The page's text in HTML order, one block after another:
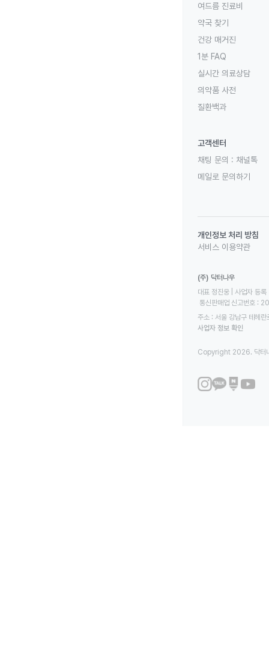
여드름 진료비
약국 찾기
건강 매거진
1분 FAQ
실시간 의료상담
의약품 사전
질환백과
고객센터
채팅 문의 : 채널톡
메일로 문의하기
개인정보 처리 방침
서비스 이용약관
(주) 닥터나우
대표 정진웅 | 사업자
통신판매업 신고번호
주소 : 서울 강남구 테헤
사업자 정보 확인
Copyright 2026. 닥터